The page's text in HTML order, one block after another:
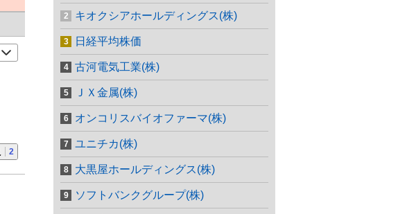
2
キオクシアホールディングス(株)
日経平均株価
古河電気工業(株)
ＪＸ金属(株)
オンコリスバイオファーマ(株)
ユニチカ(株)
大黒屋ホールディングス(株)
ソフトバンクグループ(株)